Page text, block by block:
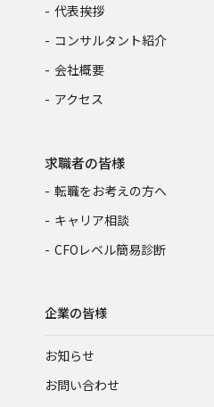
代表挨拶
コンサルタント紹介
会社概要
アクセス
求職者の皆様
転職をお考えの方へ
キャリア相談
CFOレベル簡易診断
企業の皆様
お知らせ
お問い合わせ